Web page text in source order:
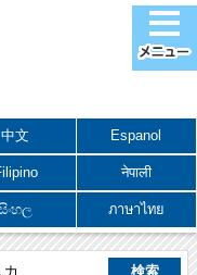
中文 Espanol
नेपाली
ภาษาไทย